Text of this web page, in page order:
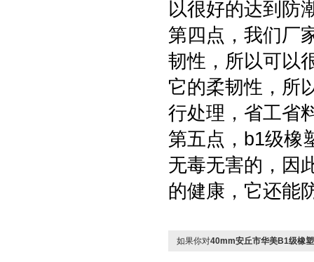
以很好的达到防
第四点，我们厂
韧性，所以可以
它的柔韧性，所
行处理，省工省
第五点，b1级橡
无毒无害的，因
的健康，它还能
如果你对40mm安丘市华美B1级橡